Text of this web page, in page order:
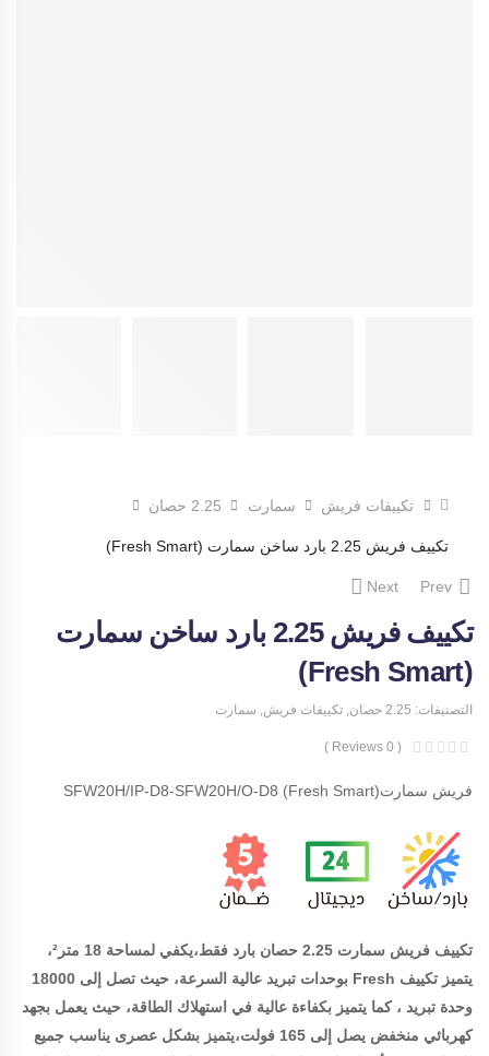
تكييفات فريش سمارت 2.25 حصان
تكييف فريش 2.25 بارد ساخن سمارت (Fresh Smart)
Next
تكييف فريش 2.25 بارد ساخن سمارت
(Fresh Smart)
التصنيفات: 2.25 حصان , تكييفات فريش, سمارت
( 0 Reviews )
فريش سمارت(Fresh Smart) SFW20H/IP-D8-SFW20H/O-D8
تكييف فريش سمارت 2.25 حصان بارد فقط،يكفي لمساحة 18 متر²،
يتميز تكييف Fresh بوحدات تبريد عالية السرعة، حيث تصل إلى 18000
وحدة تبريد ، كما يتميز بكفاءة عالية في استهلاك الطاقة، حيث يعمل بجهد
كهربائي منخفض يصل إلى 165 فولت،يتميز بشكل عصرى يناسب جميع